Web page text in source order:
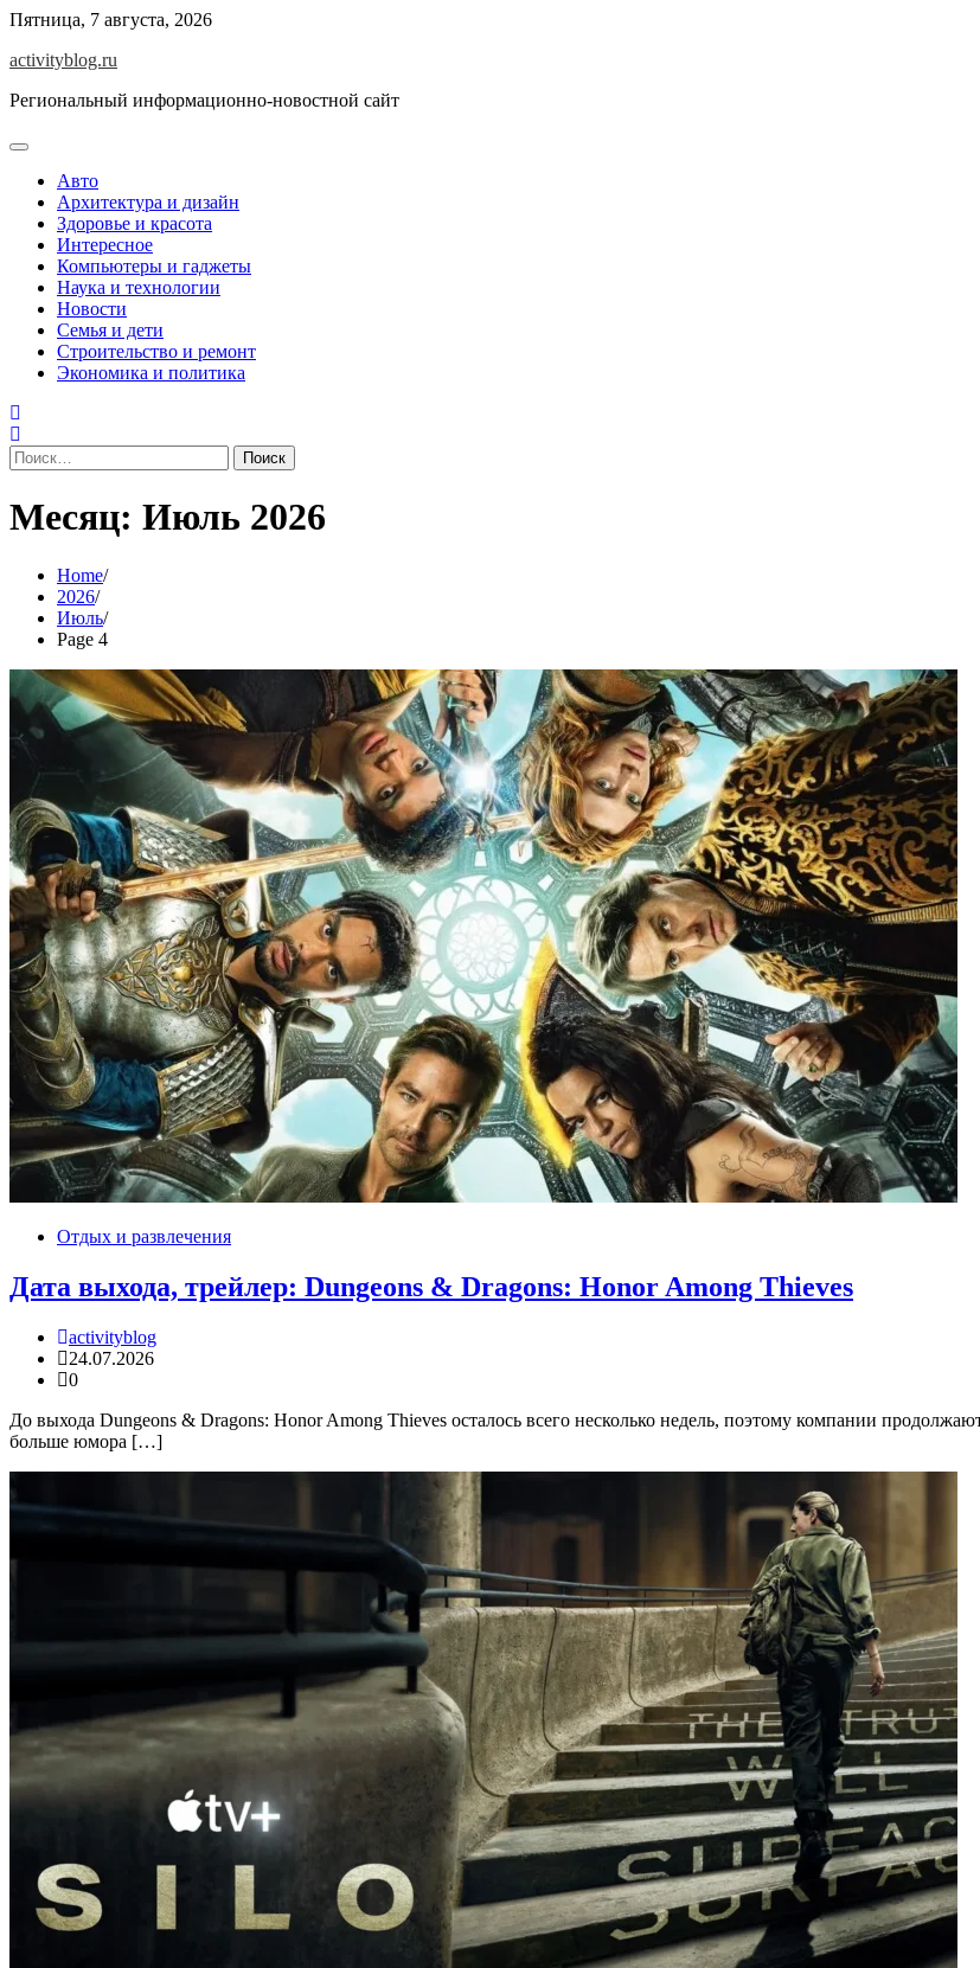
Skip
content
Пятница, 7 августа, 2026
activityblog.ru
Региональный информационно-новостной сайт
Авто
Архитектура и дизайн
Здоровье и красота
Интересное
Компьютеры и гаджеты
Наука и технологии
Новости
Семья и дети
Строительство и ремонт
Экономика и политика
Найти:
Месяц: Июль 2026
Home
2026
Июль
Page 4
Отдых и развлечения
Дата выхода, трейлер: Dungeons & Dragons: Honor Among Thieves
activityblog
24.07.2026
0
До выхода Dungeons & Dragons: Honor Among Thieves осталось всего несколько недель, поэтому компании
больше юмора […]